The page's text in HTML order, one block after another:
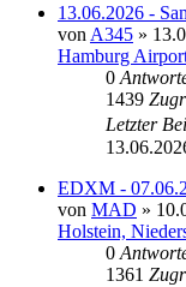
13.06.2026 -
von A345 »
Hamburg
0
1439
Letzter
EDXM -
von MAD »
Holstein,
0
1361